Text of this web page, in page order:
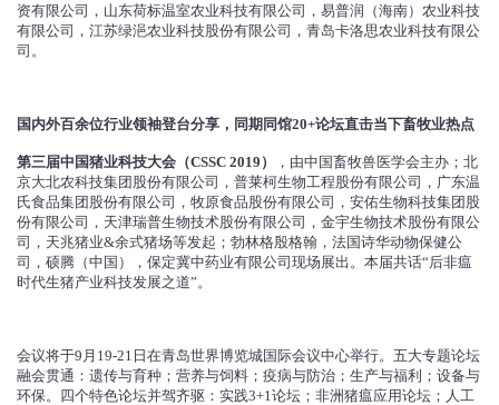
资有限公司，山东荷标温室农业科技有限公司，易普润（海南）农业科技
有限公司，江苏绿浥农业科技股份有限公司，青岛卡洛思农业科技有限公
司。
国内外百余位行业领袖登台分享，同期同馆20+论坛直击当下畜牧业热点
第三届中国猪业科技大会（CSSC 2019）
，由中国畜牧兽医学会主办；北
京大北农科技集团股份有限公司，普莱柯生物工程股份有限公司，广东温
氏食品集团股份有限公司，牧原食品股份有限公司，安佑生物科技集团股
份有限公司，天津瑞普生物技术股份有限公司，金宇生物技术股份有限公
司，天兆猪业&余式猪场等发起；勃林格殷格翰，法国诗华动物保健公
司，硕腾（中国），保定冀中药业有限公司现场展出。本届共话“后非瘟
时代生猪产业科技发展之道”。
会议将于9月19-21日在青岛世界博览城国际会议中心举行。五大专题论坛
融会贯通：遗传与育种；营养与饲料；疫病与防治；生产与福利；设备与
环保。四个特色论坛并驾齐驱：实践3+1论坛；非洲猪瘟应用论坛；人工